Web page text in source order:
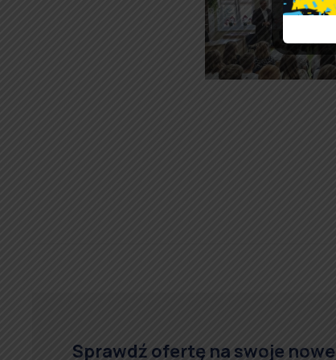
Sprawdź ofertę na swoje nowe